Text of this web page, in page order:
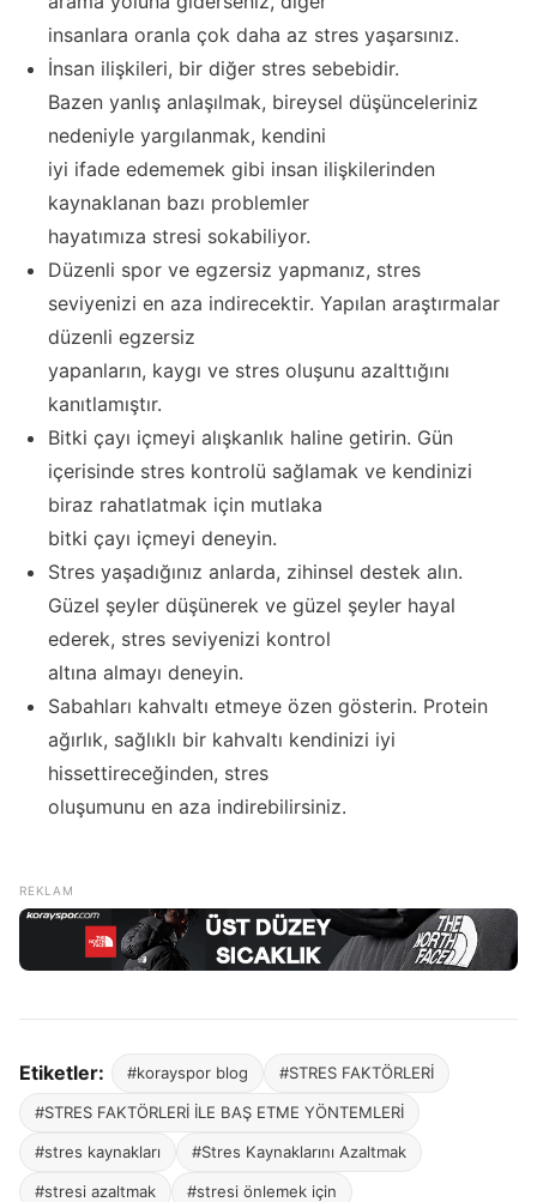
insanlara oranla çok daha az stres yaşarsınız.
İnsan ilişkileri, bir diğer stres sebebidir.
Bazen yanlış anlaşılmak, bireysel düşünceleriniz
nedeniyle yargılanmak, kendini
iyi ifade edememek gibi insan ilişkilerinden
kaynaklanan bazı problemler
hayatımıza stresi sokabiliyor.
Düzenli spor ve egzersiz yapmanız, stres
seviyenizi en aza indirecektir. Yapılan araştırmalar
düzenli egzersiz
yapanların, kaygı ve stres oluşunu azalttığını
kanıtlamıştır.
Bitki çayı içmeyi alışkanlık haline getirin. Gün
içerisinde stres kontrolü sağlamak ve kendinizi
biraz rahatlatmak için mutlaka
bitki çayı içmeyi deneyin.
Stres yaşadığınız anlarda, zihinsel destek alın.
Güzel şeyler düşünerek ve güzel şeyler hayal
ederek, stres seviyenizi kontrol
altına almayı deneyin.
Sabahları kahvaltı etmeye özen gösterin. Protein
ağırlık, sağlıklı bir kahvaltı kendinizi iyi
hissettireceğinden, stres
oluşumunu en aza indirebilirsiniz.
Etiketler: #korayspor blog #STRES FAKTÖRLERİ
#STRES FAKTÖRLERİ İLE BAŞ ETME YÖNTEMLERİ
#stres kaynakları #Stres Kaynaklarını Azaltmak
#stresi azaltmak #stresi önlemek için